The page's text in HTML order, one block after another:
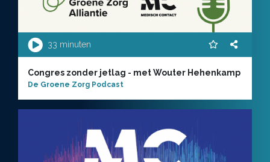
33 minuten
Congres zonder jetlag - met Wouter Hehenkamp
De Groene Zorg Podcast